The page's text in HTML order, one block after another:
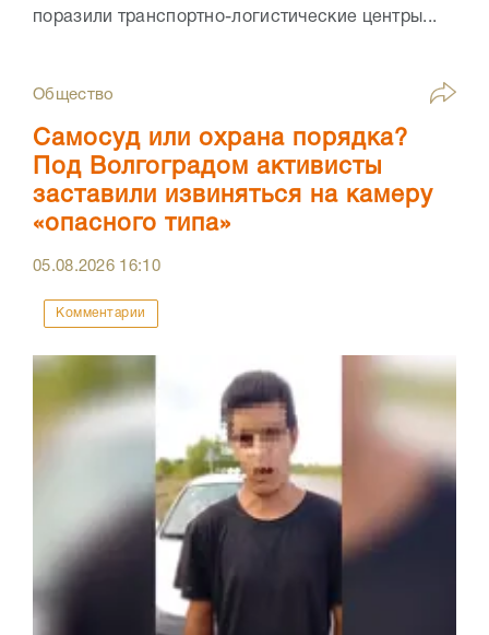
поразили транспортно-логистические центры...
Общество
Самосуд или охрана порядка?
Под Волгоградом активисты
заставили извиняться на камеру
«опасного типа»
05.08.2026 16:10
Комментарии